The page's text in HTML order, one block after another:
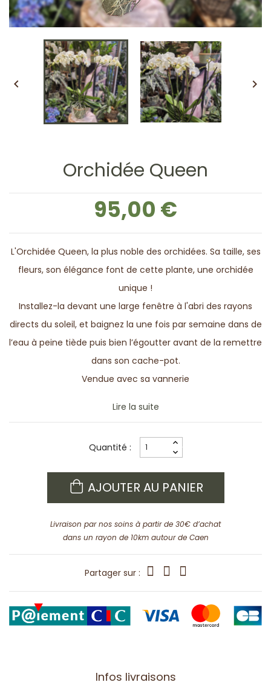
 
Orchidée Queen
95,00 €
L'Orchidée Queen, la plus noble des orchidées. Sa taille, ses
fleurs, son élégance font de cette plante, une orchidée
unique !
Installez-la devant une large fenêtre à l'abri des rayons
directs du soleil, et baignez la une fois par semaine dans de
l’eau à peine tiède puis bien l’égoutter avant de la remettre
dans son cache-pot.
Vendue avec sa vannerie
Lire la suite
Quantité :
AJOUTER AU PANIER
Livraison par nos soins à partir de 30€ d’achat
dans un rayon de 10km autour de Caen
Partager sur :
Infos livraisons